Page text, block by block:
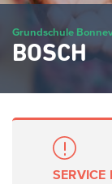
Grundschule
BOSCH
SERVICE